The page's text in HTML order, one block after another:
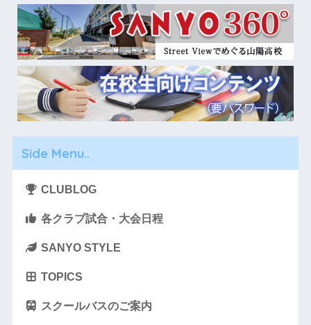
Side Menu..
CLUBLOG
各クラブ試合・大会日程
SANYO STYLE
TOPICS
スクールバスのご案内